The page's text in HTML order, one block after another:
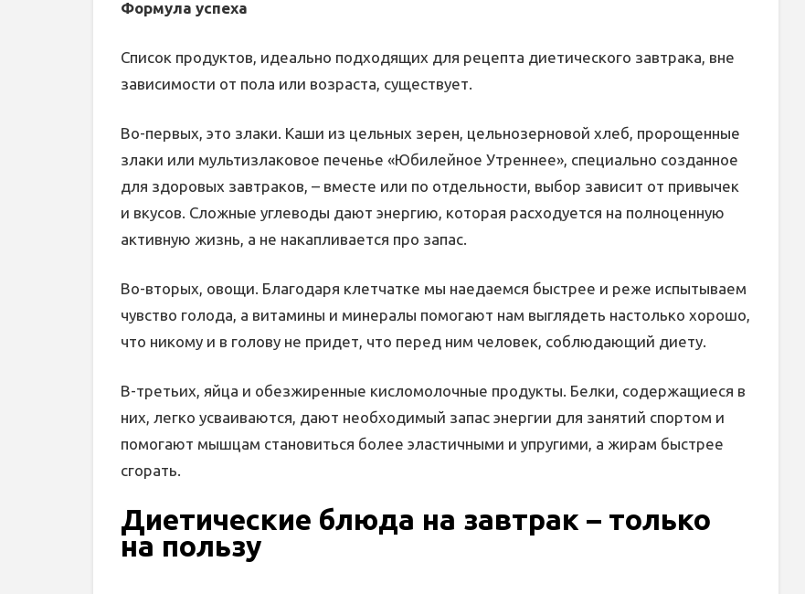
Формула успеха
Список продуктов, идеально подходящих для рецепта диетического завтрака, вне
зависимости от пола или возраста, существует.
Во-первых, это злаки. Каши из цельных зерен, цельнозерновой хлеб, пророщенные
злаки или мультизлаковое печенье «Юбилейное Утреннее», специально созданное
для здоровых завтраков, – вместе или по отдельности, выбор зависит от привычек
и вкусов. Сложные углеводы дают энергию, которая расходуется на полноценную
активную жизнь, а не накапливается про запас.
Во-вторых, овощи. Благодаря клетчатке мы наедаемся быстрее и реже испытываем
чувство голода, а витамины и минералы помогают нам выглядеть настолько хорошо,
что никому и в голову не придет, что перед ним человек, соблюдающий диету.
В-третьих, яйца и обезжиренные кисломолочные продукты. Белки, содержащиеся в
них, легко усваиваются, дают необходимый запас энергии для занятий спортом и
помогают мышцам становиться более эластичными и упругими, а жирам быстрее
сгорать.
Диетические блюда на завтрак – только
на пользу